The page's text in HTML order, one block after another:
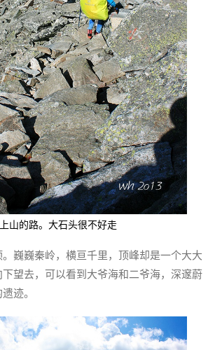
上山的路。大石头很不好走
巍巍秦岭，横亘千里，顶峰却是一个大大
望去，可以看到大爷海和二爷海，深邃蔚
迹。